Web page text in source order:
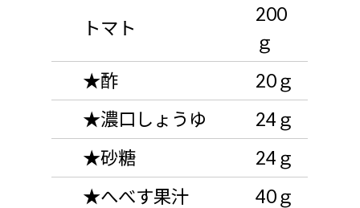
トマト
200
ｇ
★酢
20ｇ
★濃口しょうゆ
24ｇ
★砂糖
24ｇ
★へべす果汁
40ｇ